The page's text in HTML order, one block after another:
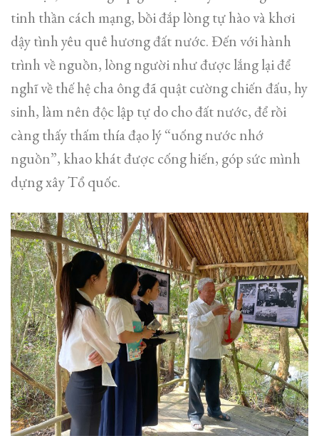
tinh thần cách mạng, bồi đắp lòng tự hào và khơi
dậy tình yêu quê hương đất nước. Đến với hành
trình về nguồn, lòng người như được lắng lại để
nghĩ về thế hệ cha ông đã quật cường chiến đấu, hy
sinh, làm nên độc lập tự do cho đất nước, để rồi
càng thấy thấm thía đạo lý “uống nước nhớ
nguồn”, khao khát được cống hiến, góp sức mình
dựng xây Tổ quốc.